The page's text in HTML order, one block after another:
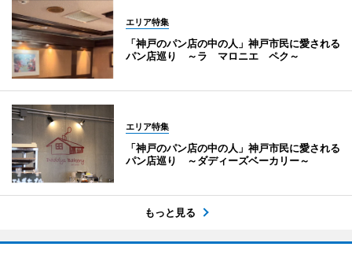
エリア特集
「神戸のパン店の中の人」神戸市民に愛される
パン店巡り ～ラ マロニエ ペク～
エリア特集
「神戸のパン店の中の人」神戸市民に愛される
パン店巡り ～ダディーズベーカリー～
もっと見る